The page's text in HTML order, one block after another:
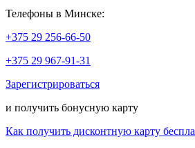
Телефоны в Минске:
+375 29 256-66-50
+375 29 967-91-31
Зарегистрироваться
и получить бонусную карту
Как получить дисконтную карту